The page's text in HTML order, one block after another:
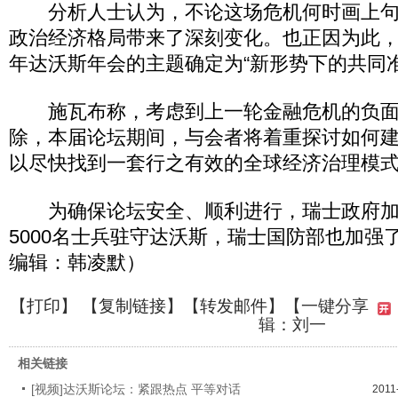
分析人士认为，不论这场危机何时画上
政治经济格局带来了深刻变化。也正因为此
年达沃斯年会的主题确定为“新形势下的共同
施瓦布称，考虑到上一轮金融危机的负
除，本届论坛期间，与会者将着重探讨如何
以尽快找到一套行之有效的全球经济治理模
为确保论坛安全、顺利进行，瑞士政府
5000名士兵驻守达沃斯，瑞士国防部也加强
编辑：韩凌默）
【打印】 【复制链接】【转发邮件】
【一键分享
辑：刘一
相关链接
[视频]达沃斯论坛：紧跟热点 平等对话